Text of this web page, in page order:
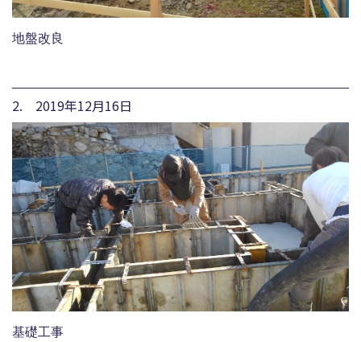
地盤改良
2. 2019年12月16日
基礎工事